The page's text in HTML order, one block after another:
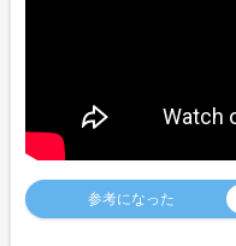
参考になった